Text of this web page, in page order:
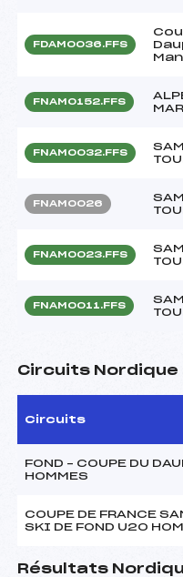
FDAM0036.FFS
FNAM0152.FFS
FNAM0032.FFS
FNAM0026
FNAM0023.FFS
FNAM0011.FFS
Circuits Nordique
Circuits
FOND – COUPE DU
HOMMES
COUPE DE FRANCE
SKI DE FOND U20
Résultats